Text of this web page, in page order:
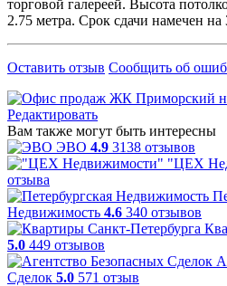
торговой галереей. Высота
2.75 метра. Срок сдачи намечен на
Оставить отзыв Сообщить об
Редактировать
Вам также могут быть интересны
ЭВО 4.9 3138 отзывов
"ЦЕХ
отзыва
Недвижимость 4.6 340 отзывов
5.0 449 отзывов
Сделок 5.0 571 отзыв